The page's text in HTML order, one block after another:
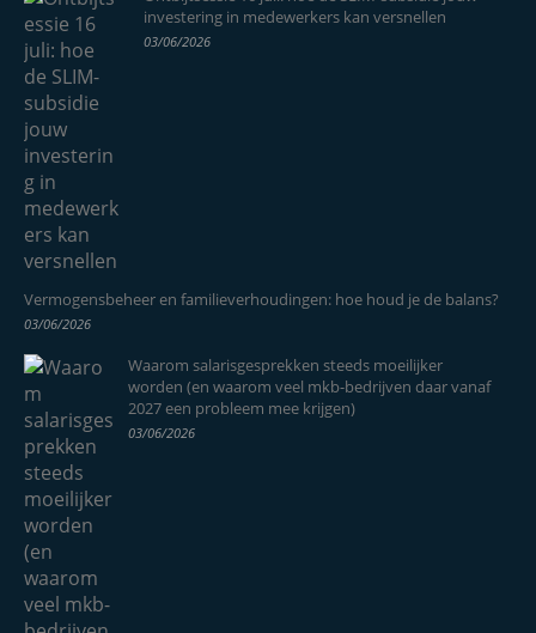
investering in medewerkers kan versnellen
03/06/2026
Vermogensbeheer en familieverhoudingen: hoe houd je de balans?
03/06/2026
Waarom salarisgesprekken steeds moeilijker
worden (en waarom veel mkb-bedrijven daar vanaf
2027 een probleem mee krijgen)
03/06/2026